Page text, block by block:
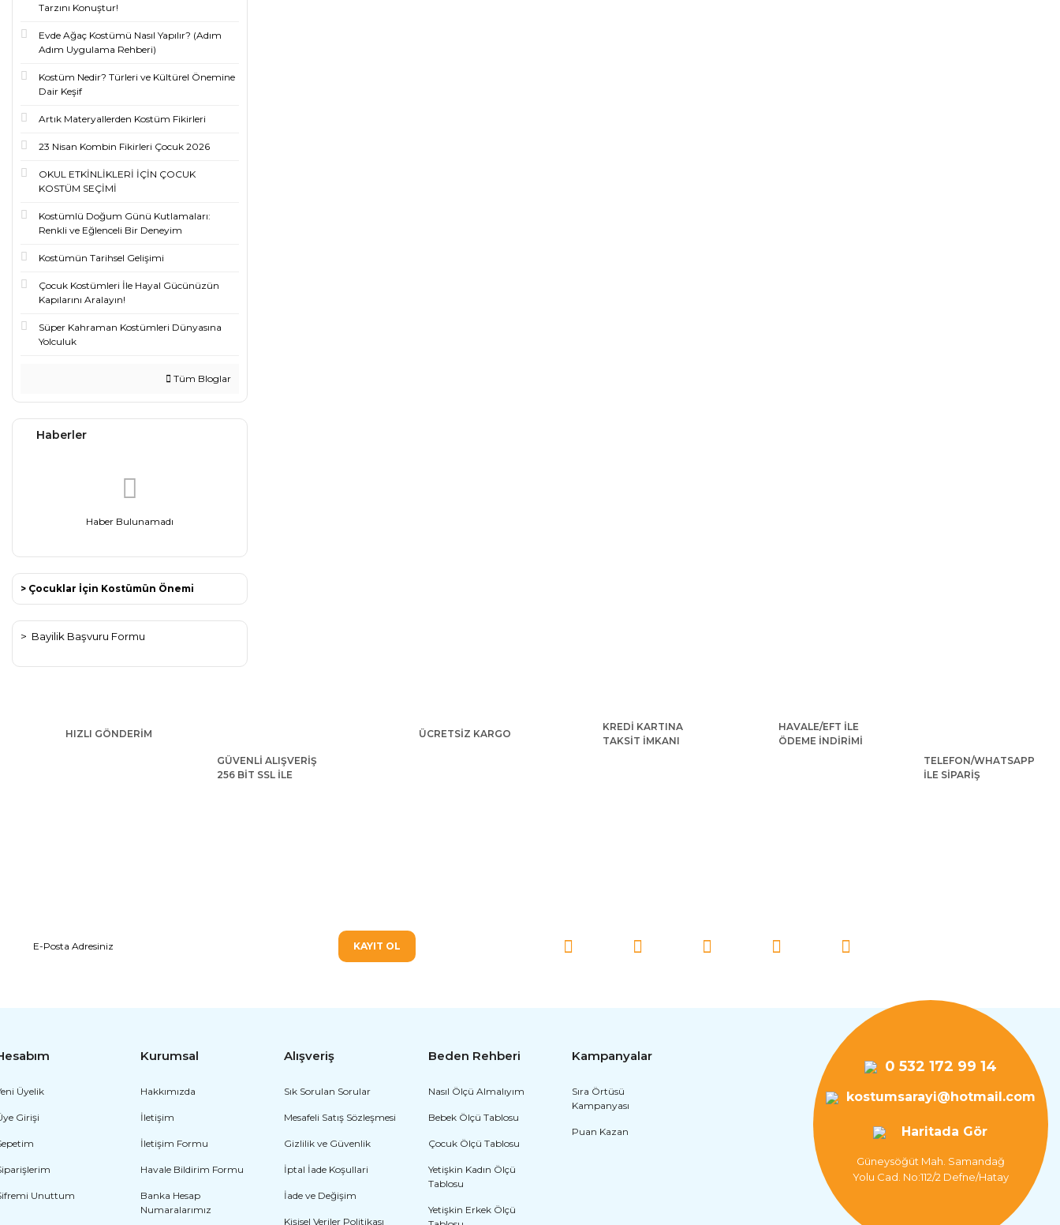
Tarzını Konuştur!
Evde Ağaç Kostümü Nasıl Yapılır? (Adım
Adım Uygulama Rehberi)
Kostüm Nedir? Türleri ve Kültürel Önemine
Dair Keşif
Artık Materyallerden Kostüm Fikirleri
23 Nisan Kombin Fikirleri Çocuk 2026
OKUL ETKİNLİKLERİ İÇİN ÇOCUK
KOSTÜM SEÇİMİ
Kostümlü Doğum Günü Kutlamaları:
Renkli ve Eğlenceli Bir Deneyim
Kostümün Tarihsel Gelişimi
Çocuk Kostümleri İle Hayal Gücünüzün
Kapılarını Aralayın!
Süper Kahraman Kostümleri Dünyasına
Yolculuk
Tüm Bloglar
Haberler
Haber Bulunamadı
> Çocuklar İçin Kostümün Önemi
> Bayilik Başvuru Formu
HIZLI GÖNDERİM
GÜVENLİ ALIŞVERİŞ
256 BİT SSL İLE
ÜCRETSİZ KARGO
KREDİ KARTINA
TAKSİT İMKANI
HAVALE/EFT İLE
ÖDEME İNDİRİMİ
TELEFON/WHATSAPP
İLE SİPARİŞ
KAYIT OL
Üyelik
Girişi
Unuttum
Kurumsal
Hakkımızda
İletişim
İletişim Formu
Havale Bildirim Formu
Banka Hesap
Numaralarımız
Alışveriş
Sık Sorulan Sorular
Mesafeli Satış Sözleşmesi
Gizlilik ve Güvenlik
İptal İade Koşullari
İade ve Değişim
Kişisel Veriler Politikası
Beden Rehberi
Nasıl Ölçü Almalıyım
Bebek Ölçü Tablosu
Çocuk Ölçü Tablosu
Yetişkin Kadın Ölçü
Tablosu
Yetişkin Erkek Ölçü
Kampanyalar
Sıra Örtüsü
Kampanyası
Puan Kazan
0 532 172 99 14
kostumsarayi@hotmail.com
Haritada Gör
Güneysöğüt Mah. Samandağ
Yolu Cad. No:112/2 Defne/Hatay